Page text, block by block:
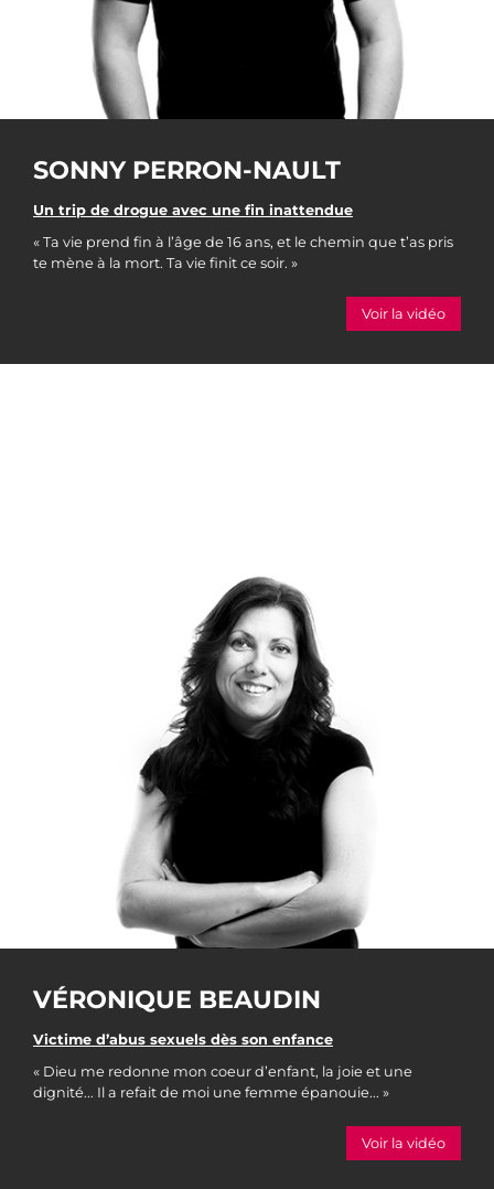
SONNY PERRON-NAULT
Un trip de drogue avec une fin inattendue
« Ta vie prend fin à l’âge de 16 ans, et le chemin que t’as pris
te mène à la mort. Ta vie finit ce soir. »
Voir la vidéo
VÉRONIQUE BEAUDIN
Victime d’abus sexuels dès son enfance
« Dieu me redonne mon coeur d’enfant, la joie et une
dignité... Il a refait de moi une femme épanouie... »
Voir la vidéo